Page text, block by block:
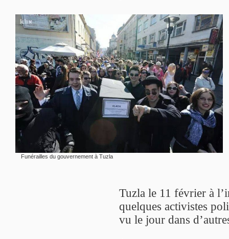
Funérailles du gouvernement à Tuzla
Tuzla le 11 février à
quelques activistes
vu le jour dans